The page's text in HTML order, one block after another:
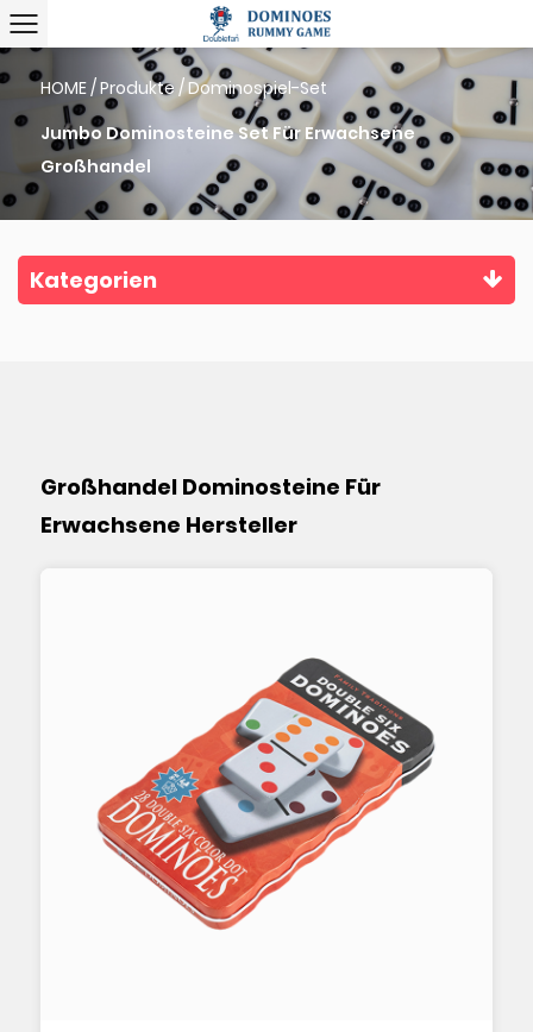
HOME/Produkte /Dominospiel-Set
Jumbo Dominosteine ​​Set Für Erwachsene
Großhandel
Kategorien
Großhandel Dominosteine ​​Für
Erwachsene Hersteller